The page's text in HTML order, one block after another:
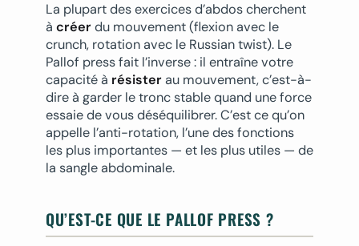
La plupart des exercices d’abdos cherchent
à créerdu mouvement (flexion avec le
crunch, rotation avec le Russian twist). Le
Pallof press fait l’inverse : il entraîne votre
capacité à résisterau mouvement, c’est-à-
dire à garder le tronc stable quand une force
essaie de vous déséquilibrer. C’est ce qu’on
appelle l’anti-rotation, l’une des fonctions
les plus importantes — et les plus utiles — de
la sangle abdominale.
QU’EST-CE QUE LE PALLOF PRESS ?